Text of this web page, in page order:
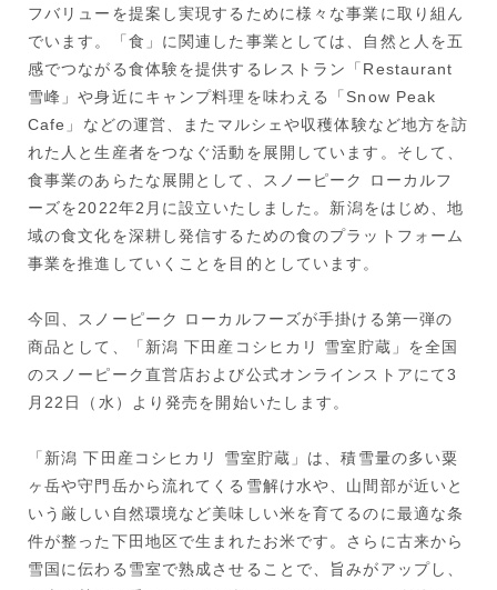
フバリューを提案し実現するために様々な事業に取り組ん
でいます。「食」に関連した事業としては、自然と人を五
感でつながる食体験を提供するレストラン「Restaurant
雪峰」や身近にキャンプ料理を味わえる「Snow Peak
Cafe」などの運営、またマルシェや収穫体験など地方を訪
れた人と生産者をつなぐ活動を展開しています。そして、
食事業のあらたな展開として、スノーピーク ローカルフ
ーズを2022年2月に設立いたしました。新潟をはじめ、地
域の食文化を深耕し発信するための食のプラットフォーム
事業を推進していくことを目的としています。
今回、スノーピーク ローカルフーズが手掛ける第一弾の
商品として、「新潟 下田産コシヒカリ 雪室貯蔵」を全国
のスノーピーク直営店および公式オンラインストアにて3
月22日（水）より発売を開始いたします。
「新潟 下田産コシヒカリ 雪室貯蔵」は、積雪量の多い粟
ヶ岳や守門岳から流れてくる雪解け水や、山間部が近いと
いう厳しい自然環境など美味しい米を育てるのに最適な条
件が整った下田地区で生まれたお米です。さらに古来から
雪国に伝わる雪室で熟成させることで、旨みがアップし、